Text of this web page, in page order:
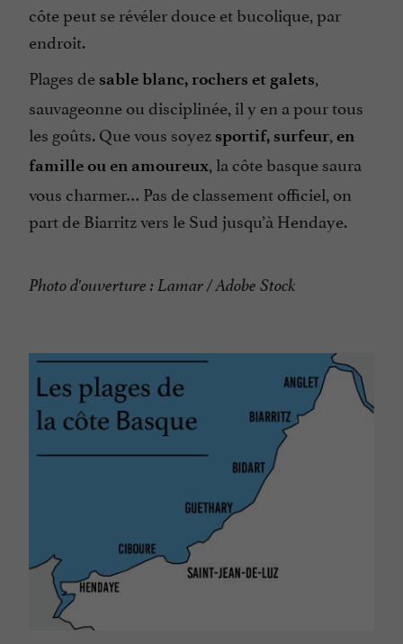
côte peut se révéler douce et bucolique, par
endroit.
Plages de sable blanc, rochers et galets,
sauvageonne ou disciplinée, il y en a pour tous
les goûts. Que vous soyez sportif, surfeur, en
famille ou en amoureux, la côte basque saura
vous charmer… Pas de classement officiel, on
part de Biarritz vers le Sud jusqu’à Hendaye.
Photo d'ouverture : Lamar / Adobe Stock